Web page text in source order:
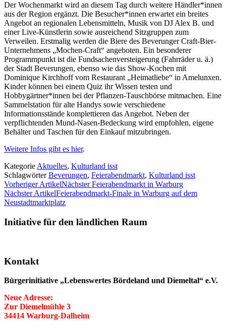
Der Wochenmarkt wird an diesem Tag durch weitere Händler*innen
aus der Region ergänzt. Die Besucher*innen erwartet ein breites
Angebot an regionalen Lebensmitteln, Musik von DJ Alex B. und
einer Live-Künstlerin sowie ausreichend Sitzgruppen zum
Verweilen. Erstmalig werden die Biere des Beverunger Craft-Bier-
Unternehmens „Mochen-Craft“ angeboten. Ein besonderer
Programmpunkt ist die Fundsachenversteigerung (Fahrräder u. ä.)
der Stadt Beverungen, ebenso wie das Show-Kochen mit
Dominique Kirchhoff vom Restaurant „Heimatliebe“ in Amelunxen.
Kinder können bei einem Quiz ihr Wissen testen und
Hobbygärtner*innen bei der Pflanzen-Tauschbörse mitmachen. Eine
Sammelstation für alte Handys sowie verschiedene
Informationsstände komplettieren das Angebot. Neben der
verpflichtenden Mund-Nasen-Bedeckung wird empfohlen, eigene
Behälter und Taschen für den Einkauf mitzubringen.
Weitere Infos gibt es hier.
Kategorie Aktuelles, Kulturland isst
SchlagwörterBeverungen, Feierabendmarkt, Kulturland isst
Vorheriger ArtikelNächster Feierabendmarkt in Warburg
Nächster ArtikelFeierabendmarkt-Finale in Warburg auf dem
Neustadtmarktplatz
Initiative für den ländlichen Raum
Kontakt
Bürgerinitiative „Lebenswertes Bördeland und Diemeltal“ e.V.
Neue Adresse:
Zur Diemelmühle 3
34414 Warburg-Dalheim